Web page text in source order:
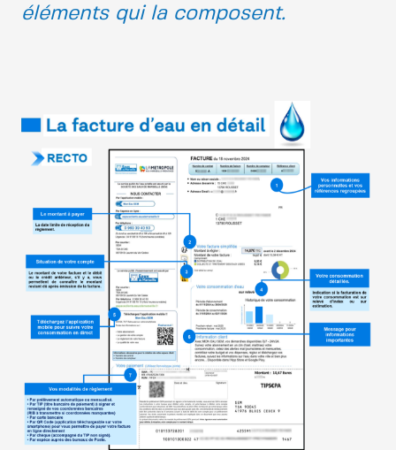
éléments qui la composent.